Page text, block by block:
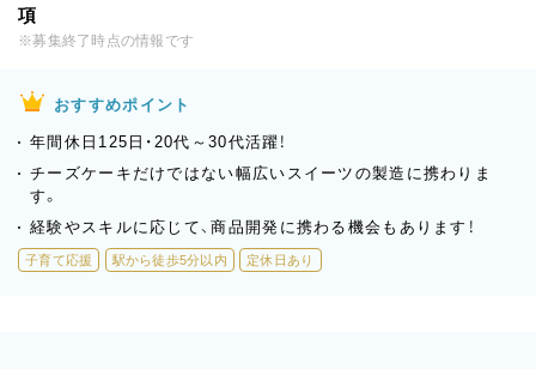
項
※募集終了時点の情報です
おすすめポイント
年間休日125日・20代～30代活躍！
チーズケーキだけではない幅広いスイーツの製造に携わりま
す。
経験やスキルに応じて、商品開発に携わる機会もあります！
子育て応援 駅から徒歩5分以内 定休日あり